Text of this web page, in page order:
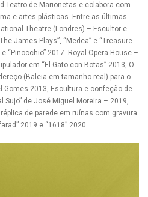
Teatro de Marionetas e colabora com
e artes plásticas. Entre as últimas
Theatre (Londres) – Escultor e
James Plays”, “Medea” e “Treasure
“Pinocchio” 2017. Royal Opera House –
em “El Gato con Botas” 2013, O
(Baleia em tamanho real) para o
Gomes 2013, Escultura e confeção de
Sujo” de José Miguel Moreira – 2019,
de parede em ruínas com gravura
2019 e “1618” 2020.